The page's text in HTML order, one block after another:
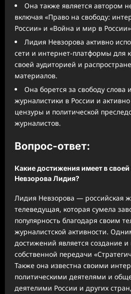
Она также является автором
включая «Право на свободу:
России» и «Война и мир в
Лидия Невзорова активно
сети и интернет-платформы для
своей аудиторией и
материалов.
Она борется за свободу слова
журналистики в России и
цензуры и политической
журналистов.
Вопрос-ответ:
Какие достижения имеет в
Невзорова Лидия?
Лидия Невзорова — российская
телеведущая, которая сумела
популярность благодаря своим
журналистской активности.
достижений является создание и
собственной передачи
Также она известна своими
политическими деятелями и
деятелими России и других